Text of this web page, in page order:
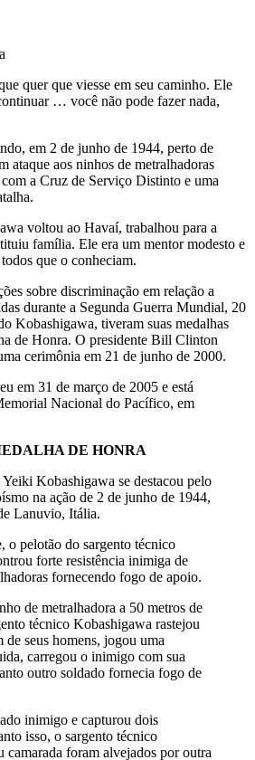
quer que viesse em seu caminho. Ele
… você não pode fazer nada,
em 2 de junho de 1944, perto de
ataque aos ninhos de metralhadoras
a Cruz de Serviço Distinto e uma
voltou ao Havaí, trabalhou para a
família. Ele era um mentor modesto e
que o conheciam.
sobre discriminação em relação a
durante a Segunda Guerra Mundial, 20
Kobashigawa, tiveram suas medalhas
de Honra. O presidente Bill Clinton
cerimônia em 21 de junho de 2000.
em 31 de março de 2005 e está
Nacional do Pacífico, em
DE HONRA
Kobashigawa se destacou pelo
na ação de 2 de junho de 1944,
Lanuvio, Itália.
o pelotão do sargento técnico
forte resistência inimiga de
fornecendo fogo de apoio.
de metralhadora a 50 metros de
técnico Kobashigawa rastejou
de seus homens, jogou uma
carregou o inimigo com sua
outro soldado fornecia fogo de
inimigo e capturou dois
isso, o sargento técnico
camarada foram alvejados por outra